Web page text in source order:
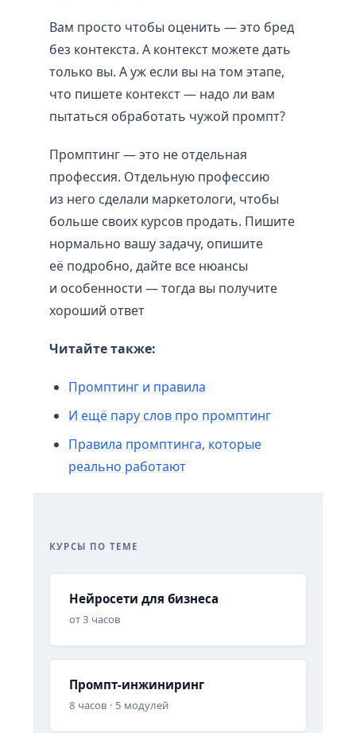
Вам просто чтобы оценить — это бред
без контекста. А контекст можете дать
только вы. А уж если вы на том этапе,
что пишете контекст — надо ли вам
пытаться обработать чужой промпт?
Промптинг — это не отдельная
профессия. Отдельную профессию
из него сделали маркетологи, чтобы
больше своих курсов продать. Пишите
нормально вашу задачу, опишите
её подробно, дайте все нюансы
и особенности — тогда вы получите
хороший ответ
Читайте также:
Промптинг и правила
И ещё пару слов про промптинг
Правила промптинга, которые
реально работают
КУРСЫ ПО ТЕМЕ
Нейросети для бизнеса
от 3 часов
Промпт-инжиниринг
8 часов · 5 модулей